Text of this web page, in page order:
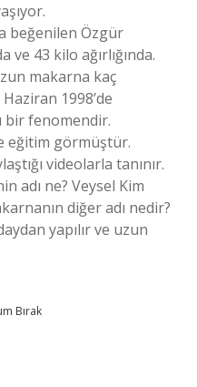
beğenilen Özgür
43 kilo ağırlığında.
makarna kaç
1998’de
bir fenomendir.
eğitim görmüştür.
videolarla tanınır.
adı ne? Veysel Kim
diğer adı nedir?
yapılır ve uzun
Bırak